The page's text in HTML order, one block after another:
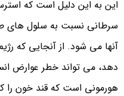
این به این دلیل است که
سرطانی نسبت به سلول های
آنها می شود. از آنجایی که
دهد، می تواند خطر عوارض
هورمونی است که قند خون